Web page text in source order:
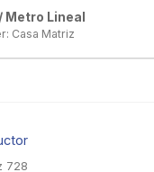
/ Metro Lineal
Casa Matriz
728